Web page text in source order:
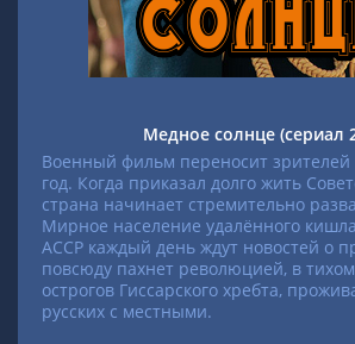
Медное солнце (сериал
Военный фильм переносит зрителей
год. Когда приказал долго жить
страна начинает стремительно
Мирное население удалённого
АССР каждый день ждут новостей о
повсюду пахнет революцией, в
острогов Гиссарского хребта,
русских с местными.